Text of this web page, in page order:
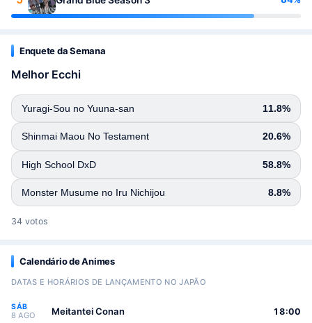
Enquete da Semana
Melhor Ecchi
Yuragi-Sou no Yuuna-san 11.8%
Shinmai Maou No Testament 20.6%
High School DxD 58.8%
Monster Musume no Iru Nichijou 8.8%
34 votos
Calendário de Animes
DATAS E HORÁRIOS DE LANÇAMENTO NO JAPÃO
SÁB
8 AGO Meitantei Conan 18:00